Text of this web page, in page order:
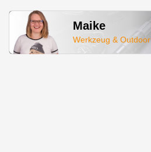
Maike
Werkzeug & Outdoor